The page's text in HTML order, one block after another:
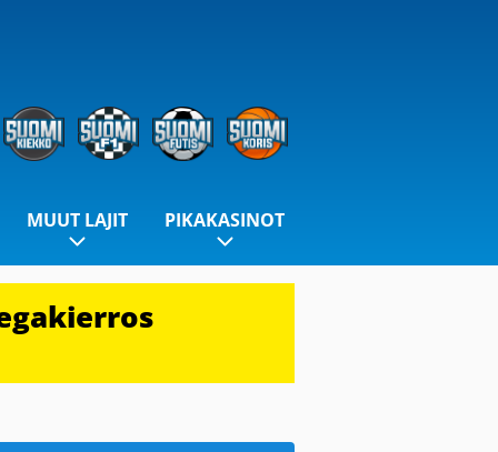
MUUT LAJIT PIKAKASINOT